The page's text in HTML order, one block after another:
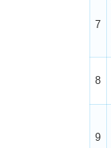
7
8
9